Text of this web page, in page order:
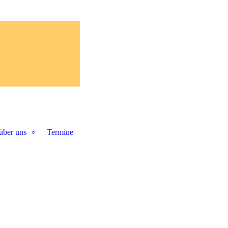
uns Termine